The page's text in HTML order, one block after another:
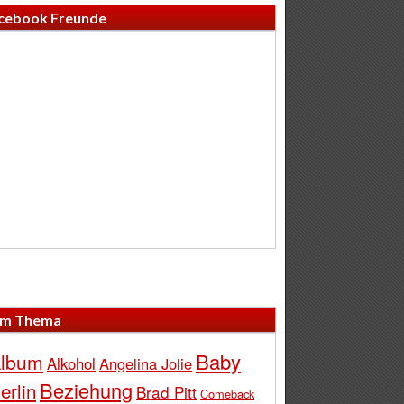
Freunde
Thema
Alkohol Angelina Jolie Baby
Beziehung Brad Pitt Comeback